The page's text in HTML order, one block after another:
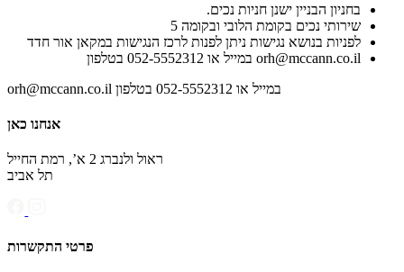
בחניון הבניין ישנן חניות נכים.
שירותי נכים בקומת הלובי ובקומה 5
לפניות בנושא נגישות ניתן לפנות לרכז הנגישות במקאן אור חדד
orh@mccann.co.il במייל או 052-5552312 בטלפון
orh@mccann.co.il
במייל או 052-5552312 בטלפון
אנחנו כאן
ראול ולנברג 2 א’, רמת החייל
תל אביב
פרטי התקשרות